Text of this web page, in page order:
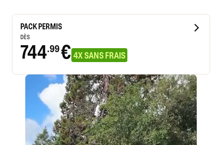
PACK PERMIS
DÈS
744.99€ 4X SANS FRAIS